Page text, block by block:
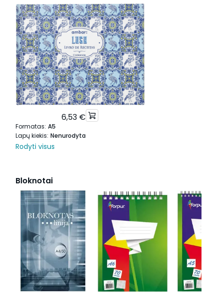
6,53 €
Formatas: A5
Lapų kiekis: Nenurodyta
Rodyti visus
Bloknotai